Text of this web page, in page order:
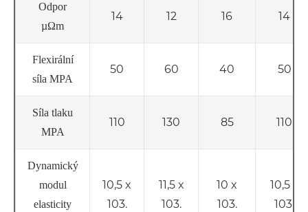
Odpor
µΩm
14 12 16 14
Flexirální
síla MPA
50 60 40 50
Síla tlaku
MPA
110 130 85 110
Dynamický
modul
elasticity
10,5 x
103.
11,5 x
103.
10 x
103.
10,5 x
103.